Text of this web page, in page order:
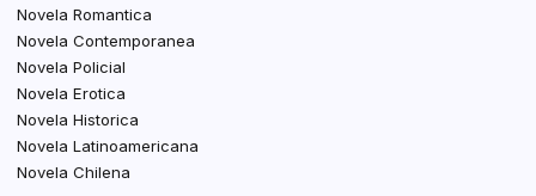
Novela Romantica
Novela Contemporanea
Novela Policial
Novela Erotica
Novela Historica
Novela Latinoamericana
Novela Chilena